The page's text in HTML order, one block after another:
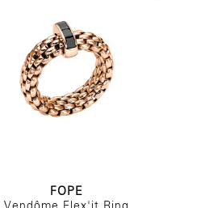
FOPE